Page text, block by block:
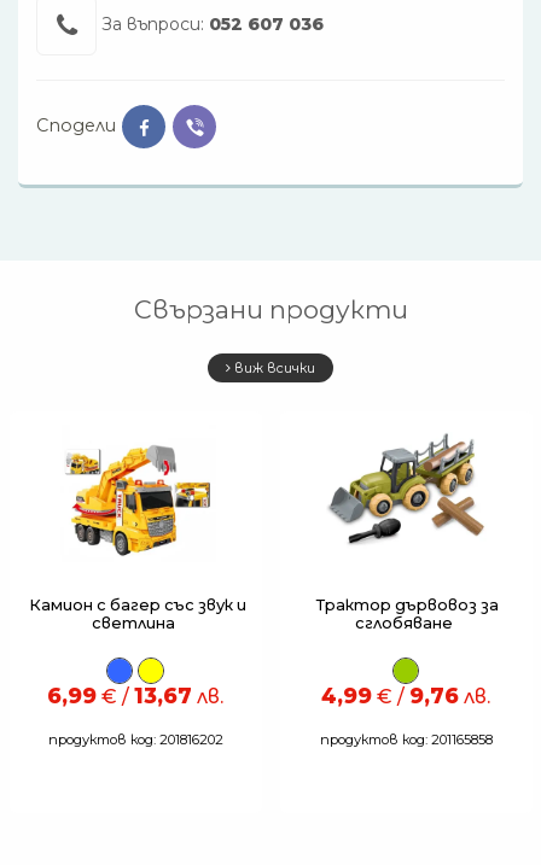
За въпроси: 052 607 036
Сподели
Свързани продукти
виж всички
Камион с багер със звук и
светлина
6,99 € / 13,67 лв.
продуктов код: 201816202
Трактор дървовоз за
сглобяване
4,99 € / 9,76 лв.
продуктов код: 201165858